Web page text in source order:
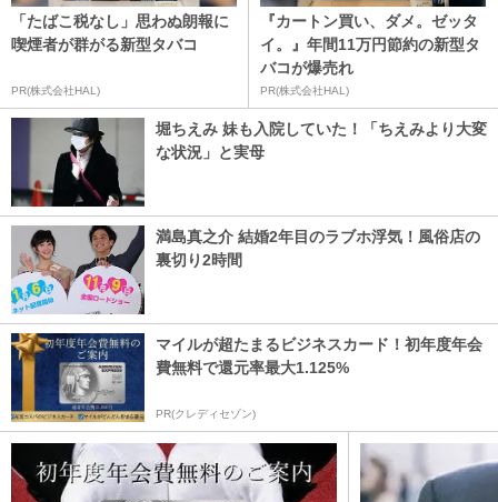
「たばこ税なし」思わぬ朗報に
喫煙者が群がる新型タバコ
PR(株式会社HAL)
『カートン買い、ダメ。ゼッタ
イ。』年間11万円節約の新型タ
バコが爆売れ
PR(株式会社HAL)
堀ちえみ 妹も入院していた！「ちえみより大変
な状況」と実母
満島真之介 結婚2年目のラブホ浮気！風俗店の
裏切り2時間
マイルが超たまるビジネスカード！初年度年会
費無料で還元率最大1.125%
PR(クレディセゾン)